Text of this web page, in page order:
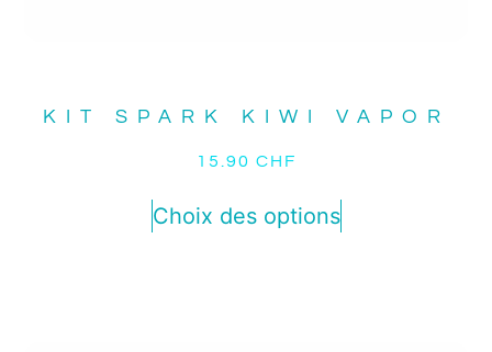
KIT SPARK KIWI VAPOR
15.90 CHF
Choix des options